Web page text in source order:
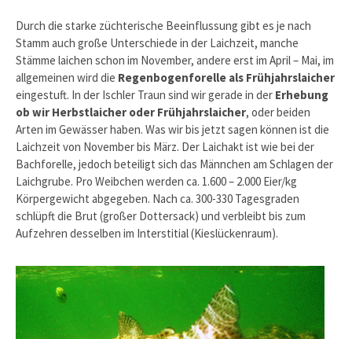
Durch die starke züchterische Beeinflussung gibt es je nach
Stamm auch große Unterschiede in der Laichzeit, manche
Stämme laichen schon im November, andere erst im April – Mai, im
allgemeinen wird die Regenbogenforelle als Frühjahrslaicher
eingestuft. In der Ischler Traun sind wir gerade in der Erhebung
ob wir Herbstlaicher oder Frühjahrslaicher, oder beiden
Arten im Gewässer haben. Was wir bis jetzt sagen können ist die
Laichzeit von November bis März. Der Laichakt ist wie bei der
Bachforelle, jedoch beteiligt sich das Männchen am Schlagen der
Laichgrube. Pro Weibchen werden ca. 1.600 – 2.000 Eier/kg
Körpergewicht abgegeben. Nach ca. 300-330 Tagesgraden
schlüpft die Brut (großer Dottersack) und verbleibt bis zum
Aufzehren desselben im Interstitial (Kieslückenraum).